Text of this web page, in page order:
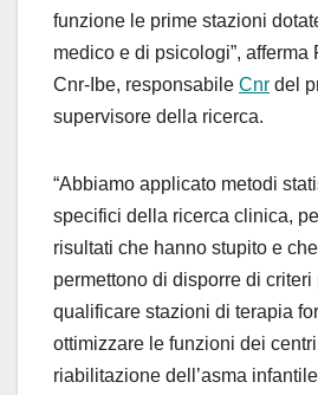
funzione le prime stazioni
medico e di psicologi”, afferma
Cnr-Ibe, responsabile Cnr del
supervisore della ricerca.
“Abbiamo applicato metodi
specifici della ricerca clinica,
risultati che hanno stupito e
permettono di disporre di
qualificare stazioni di terapia
ottimizzare le funzioni dei
riabilitazione dell’asma